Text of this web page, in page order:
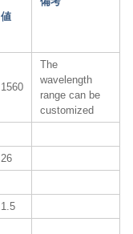
値
1560
The
wavelength
range can be
customized
26
1.5